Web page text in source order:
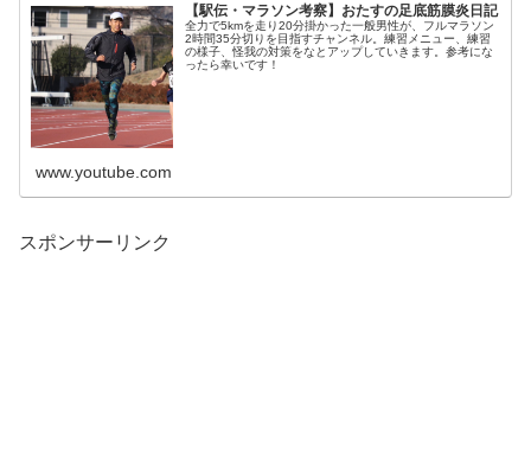
【駅伝・マラソン考察】おたすの足底筋膜炎日記
全力で5kmを走り20分掛かった一般男性が、フルマラソン
2時間35分切りを目指すチャンネル。練習メニュー、練習
の様子、怪我の対策をなとアップしていきます。参考にな
ったら幸いです！
www.youtube.com
スポンサーリンク